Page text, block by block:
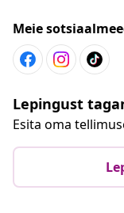
Meie
Lepingust
Esita oma